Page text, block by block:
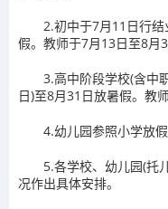
2.初中于7月11日行结
假。教师于7月13日至8月
3.高中阶段学校(含中职
日)至8月31日放暑假。教
4.幼儿园参照小学放假
5.各学校、幼儿园(托儿
况作出具体安排。